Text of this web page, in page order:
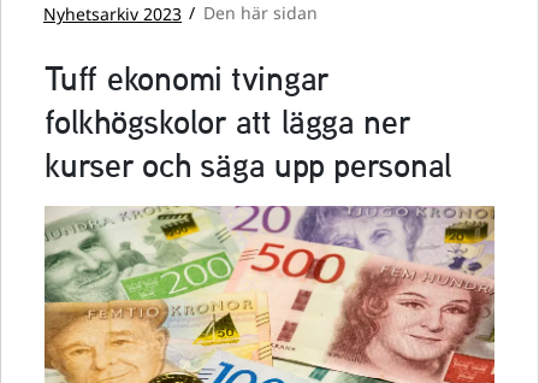
Nyhetsarkiv 2023
Den här sidan
Tuff ekonomi tvingar
folkhögskolor att lägga ner
kurser och säga upp personal